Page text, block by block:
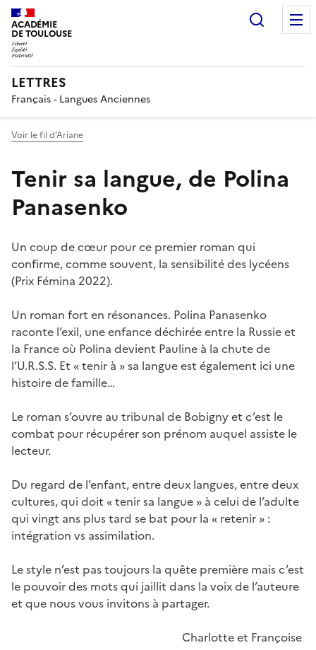
ACADÉMIE
DE TOULOUSE
LETTRES
Français - Langues Anciennes
Voir le fil d’Ariane
Tenir sa langue, de Polina
Panasenko
Un coup de cœur pour ce premier roman qui
confirme, comme souvent, la sensibilité des lycéens
(Prix Fémina 2022).
Un roman fort en résonances. Polina Panasenko
raconte l’exil, une enfance déchirée entre la Russie et
la France où Polina devient Pauline à la chute de
l’U.R.S.S. Et « tenir à » sa langue est également ici une
histoire de famille…
Le roman s’ouvre au tribunal de Bobigny et c’est le
combat pour récupérer son prénom auquel assiste le
lecteur.
Du regard de l’enfant, entre deux langues, entre deux
cultures, qui doit « tenir sa langue » à celui de l’adulte
qui vingt ans plus tard se bat pour la « retenir » :
intégration vs assimilation.
Le style n’est pas toujours la quête première mais c’est
le pouvoir des mots qui jaillit dans la voix de l’auteure
et que nous vous invitons à partager.
Charlotte et Françoise